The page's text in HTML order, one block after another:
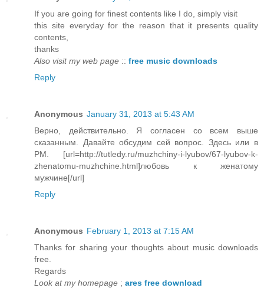
If you are going for finest contents like I do, simply visit
this site everyday for the reason that it presents quality
contents,
thanks
Also visit my web page :: free music downloads
Reply
Anonymous January 31, 2013 at 5:43 AM
Верно, действительно. Я согласен со всем выше
сказанным. Давайте обсудим сей вопрос. Здесь или в
PM. [url=http://tutledy.ru/muzhchiny-i-lyubov/67-lyubov-k-
zhenatomu-muzhchine.html]любовь к женатому
мужчине[/url]
Reply
Anonymous February 1, 2013 at 7:15 AM
Thanks for sharing your thoughts about music downloads
free.
Regards
Look at my homepage ; ares free download